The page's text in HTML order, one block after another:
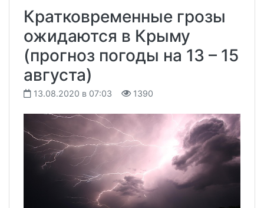
Кратковременные грозы
ожидаются в Крыму
(прогноз погоды на 13 – 15
августа)
13.08.2020 в 07:03 1390